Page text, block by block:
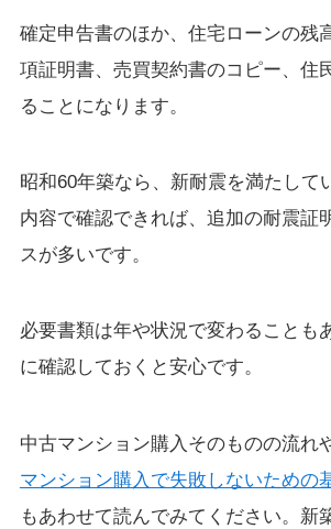
確定申告書のほか、住宅ローンの残
項証明書、売買契約書のコピー、住
ることになります。
昭和60年築なら、新耐震を満たして
内容で確認できれば、追加の耐震証
スが多いです。
必要書類は年や状況で変わることも
に確認しておくと安心です。
中古マンション購入そのものの流れ
マンション購入で失敗しないための
もあわせて読んでみてください。新